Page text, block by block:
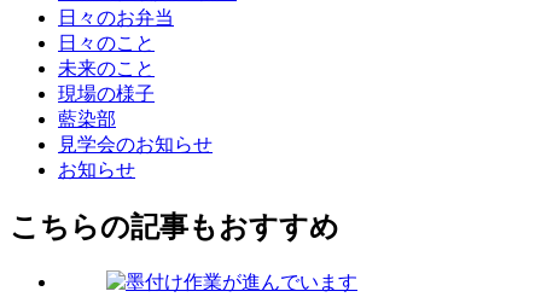
日々のお弁当
日々のこと
未来のこと
現場の様子
藍染部
見学会のお知らせ
お知らせ
こちらの記事もおすすめ